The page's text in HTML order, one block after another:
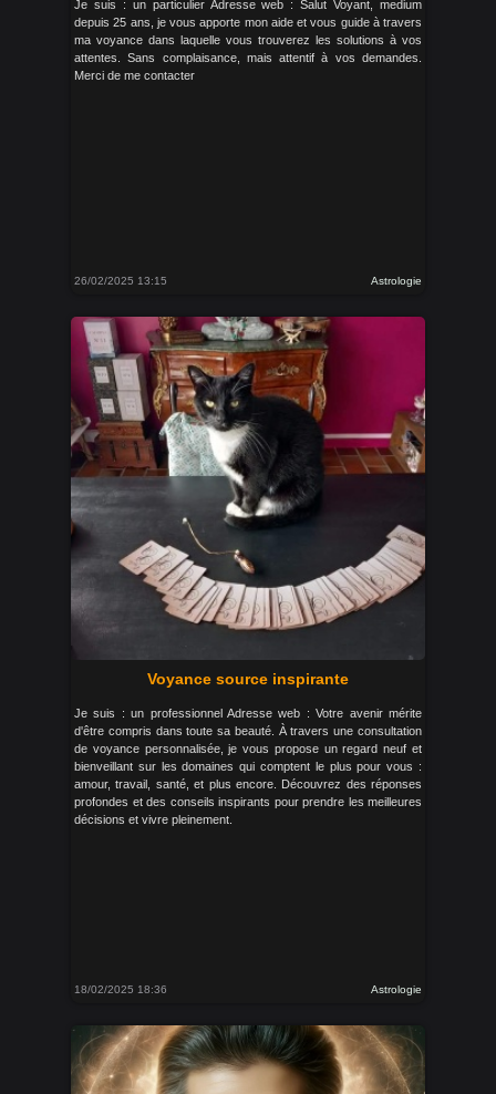
Je suis : un particulier Adresse web : Salut Voyant, medium
depuis 25 ans, je vous apporte mon aide et vous guide à travers
ma voyance dans laquelle vous trouverez les solutions à vos
attentes. Sans complaisance, mais attentif à vos demandes.
Merci de me contacter
26/02/2025 13:15 Astrologie
Voyance source inspirante
Je suis : un professionnel Adresse web : Votre avenir mérite
d'être compris dans toute sa beauté. À travers une consultation
de voyance personnalisée, je vous propose un regard neuf et
bienveillant sur les domaines qui comptent le plus pour vous :
amour, travail, santé, et plus encore. Découvrez des réponses
profondes et des conseils inspirants pour prendre les meilleures
décisions et vivre pleinement.
18/02/2025 18:36 Astrologie